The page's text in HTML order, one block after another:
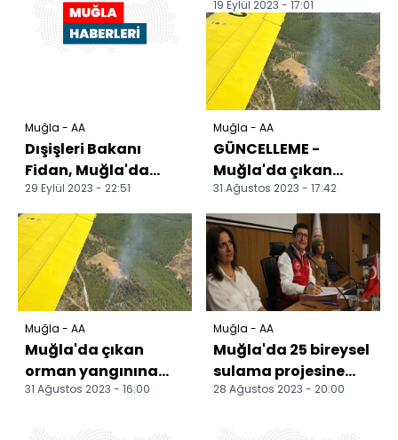
Muğla - AA
Dışişleri Bakanı
Fidan, Muğla'da
ziyaretlerde bulundu
29 Eylül 2023 - 22:51
çarpıştığı kazada 5
kişi yaralandı
19 Eylül 2023 - 17:01
Muğla - AA
GÜNCELLEME -
Muğla'da çıkan
orman yangını
söndürüldü
31 Ağustos 2023 - 17:42
Muğla - AA
Muğla'da çıkan
orman yangınına
müdahale ediliyor
31 Ağustos 2023 - 16:00
Muğla - AA
Muğla'da 25 bireysel
sulama projesine
hibe desteği
28 Ağustos 2023 - 20:00